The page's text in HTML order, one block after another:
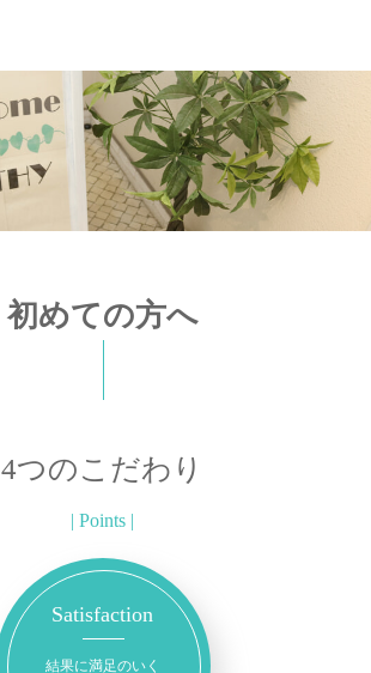
初めての方へ
4つのこだわり
| Points |
Satisfaction
結果に満足のいく